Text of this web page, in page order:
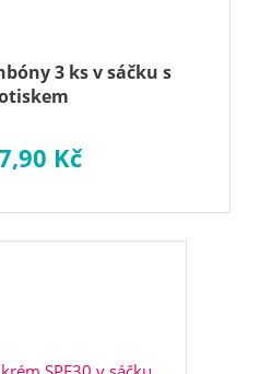
3 ks v sáčku s
Kč